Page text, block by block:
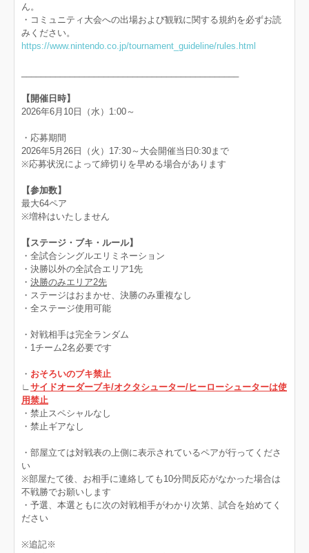
ん。
・コミュニティ大会への出場および観戦に関する規約を必ずお読
みください。
https://www.nintendo.co.jp/tournament_guideline/rules.html
【開催日時】
2026年6月10日（水）1:00～
・応募期間
2026年5月26日（火）17:30～大会開催当日0:30まで
※応募状況によって締切りを早める場合があります
【参加数】
最大64ペア
※増枠はいたしません
【ステージ・ブキ・ルール】
・全試合シングルエリミネーション
・決勝以外の全試合エリア1先
・ 決勝のみエリア2先
・ステージはおまかせ、決勝のみ重複なし
・全ステージ使用可能
・対戦相手は完全ランダム
・1チーム2名必要です
・ おそろいのブキ禁止
∟ サイドオーダーブキ/オクタシューター/ヒーローシューターは使
用禁止
・禁止スペシャルなし
・禁止ギアなし
・部屋立ては対戦表の上側に表示されているペアが行ってくださ
い
※部屋たて後、お相手に連絡しても10分間反応がなかった場合は
不戦勝でお願いします
・予選、本選ともに次の対戦相手がわかり次第、試合を始めてく
ださい
※追記※